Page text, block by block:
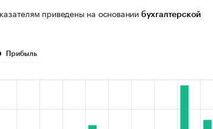
приведены на основании бухгалтерской
Прибыль